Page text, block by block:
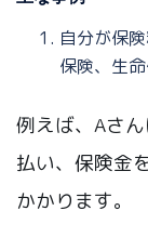
自分が保
保険、生
例えば、Aさ
払い、保険金
かかります。